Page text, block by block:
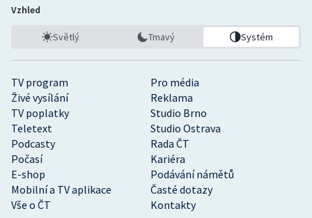
TV program
Pro média
Živé vysílání
Reklama
TV poplatky
Studio Brno
Teletext
Studio Ostrava
Podcasty
Rada ČT
Počasí
Kariéra
E-shop
Podávání námětů
Mobilní a TV aplikace
Časté dotazy
Vše o ČT
Kontakty
Vzhled
Světlý Tmavý Systém